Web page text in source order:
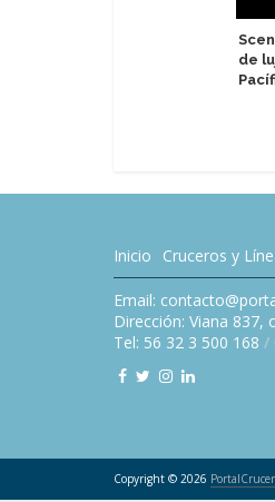
de
Inicio Cruceros y
Email:
Dirección: Viana 837,
Tel: 56 32 3 500 168 /
Copyright © 2026